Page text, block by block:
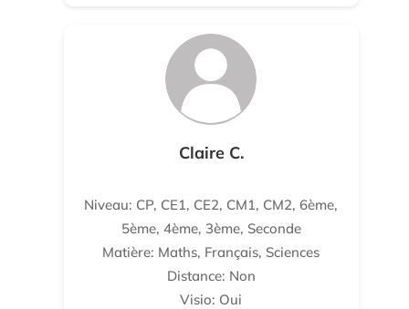
Claire C.
Niveau: CP, CE1, CE2, CM1, CM2, 6ème,
5ème, 4ème, 3ème, Seconde
Matière: Maths, Français, Sciences
Distance: Non
Visio: Oui